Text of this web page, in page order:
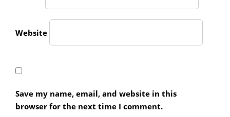
Website
Save my name, email, and website in this
browser for the next time I comment.